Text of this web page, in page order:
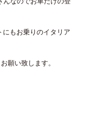
にもお乗りのイタリア
願い致します。